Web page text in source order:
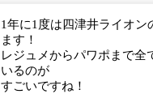
1年に1度は四津井ライオ
ます！
レジュメからパワポまで全
いるのが
すごいですね！